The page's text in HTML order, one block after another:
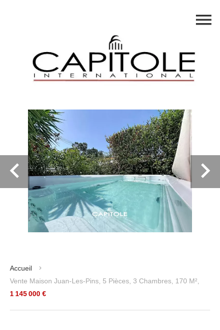
Accueil
Vente Maison Juan-Les-Pins, 5 Pièces, 3 Chambres, 170 M²,
1 145 000 €